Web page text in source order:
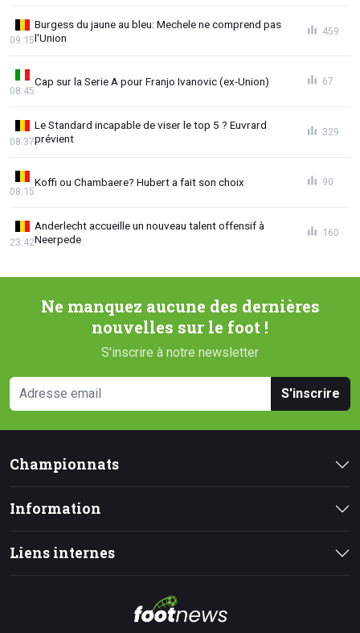
Burgess du jaune au bleu: Mechele ne comprend pas
l'Union
09:15
459
Cap sur la Serie A pour Franjo Ivanovic (ex-Union)
08:45
67
Le Standard incapable de viser le top 5 ? Euvrard
prévient
08:37
329
Koffi ou Chambaere? Hubert a fait son choix
08:15
90
Anderlecht accueille un nouveau talent offensif à
Neerpede
23:42
160
Ne manquez aucune des dernières
nouvelles sur le foot !
S'inscrire à notre newsletter
S'inscrire
Championnats
Information
Liens internes